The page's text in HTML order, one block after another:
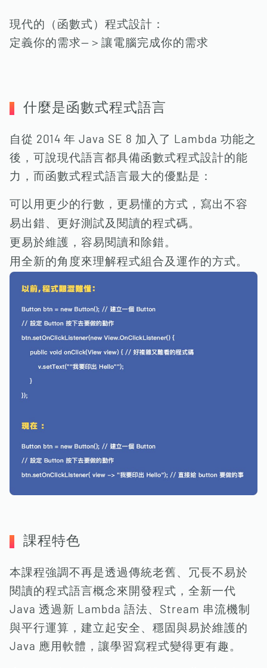
現代的（函數式）程式設計：
定義你的需求—＞讓電腦完成你的需求
什麼是函數式程式語言
自從 2014 年 Java SE 8 加入了 Lambda 功能之
後，可說現代語言都具備函數式程式設計的能
力，而函數式程式語言最大的優點是：
可以用更少的行數，更易懂的方式，寫出不容
易出錯、更好測試及閱讀的程式碼。
更易於維護，容易閱讀和除錯。
用全新的角度來理解程式組合及運作的方式。
課程特色
本課程強調不再是透過傳統老舊、冗長不易於
閱讀的程式語言概念來開發程式，全新一代
Java 透過新 Lambda 語法、Stream 串流機制
與平行運算，建立起安全、穩固與易於維護的
Java 應用軟體，讓學習寫程式變得更有趣。